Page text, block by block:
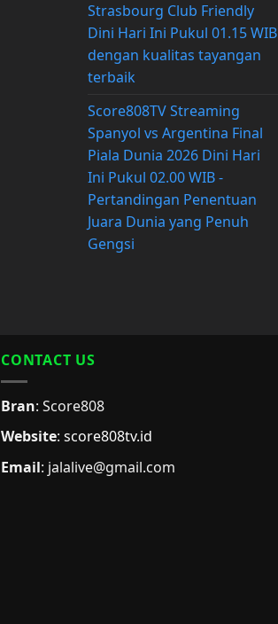
Strasbourg Club Friendly
Dini Hari Ini Pukul 01.15 WIB
dengan kualitas tayangan
terbaik
Score808TV Streaming
Spanyol vs Argentina Final
Piala Dunia 2026 Dini Hari
Ini Pukul 02.00 WIB -
Pertandingan Penentuan
Juara Dunia yang Penuh
Gengsi
CONTACT US
Bran: Score808
Website: score808tv.id
Email: jalalive@gmail.com